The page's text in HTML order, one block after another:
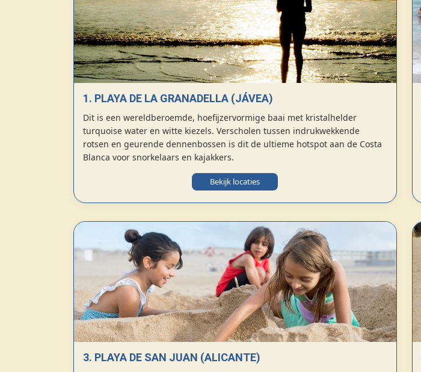
1. PLAYA DE LA GRANADELLA (JÁVEA)
Dit is een wereldberoemde, hoefijzervormige baai met kristalhelder
turquoise water en witte kiezels. Verscholen tussen indrukwekkende
rotsen en geurende dennenbossen is dit de ultieme hotspot aan de Costa
Blanca voor snorkelaars en kajakkers.
Bekijk locaties
3. PLAYA DE SAN JUAN (ALICANTE)